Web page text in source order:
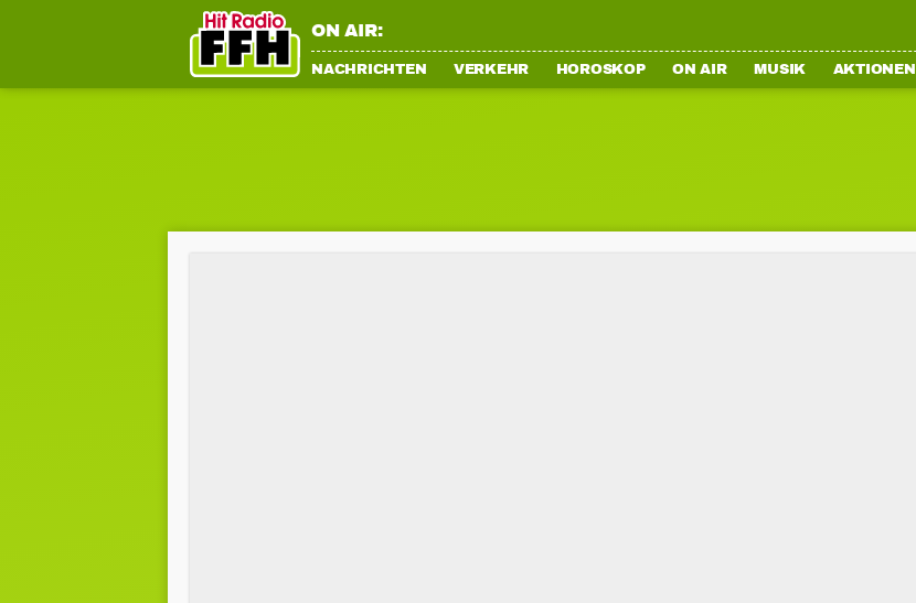
ON AIR:
NACHRICHTEN VERKEHR HOROSKOP ON AIR MUSIK AKTIONEN